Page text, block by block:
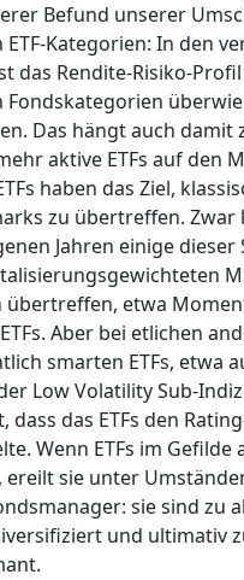
Befund unserer
Kategorien: In den
das Rendite-Risiko-
Fondskategorien
Das hängt auch damit
aktive ETFs auf den
haben das Ziel,
zu übertreffen. Zwar
Jahren einige dieser
übertreffen, etwa
Aber bei etlichen
smarten ETFs, etwa
Low Volatility Sub-
dass das ETFs den
Wenn ETFs im
sie unter
sie sind zu
und ultimativ